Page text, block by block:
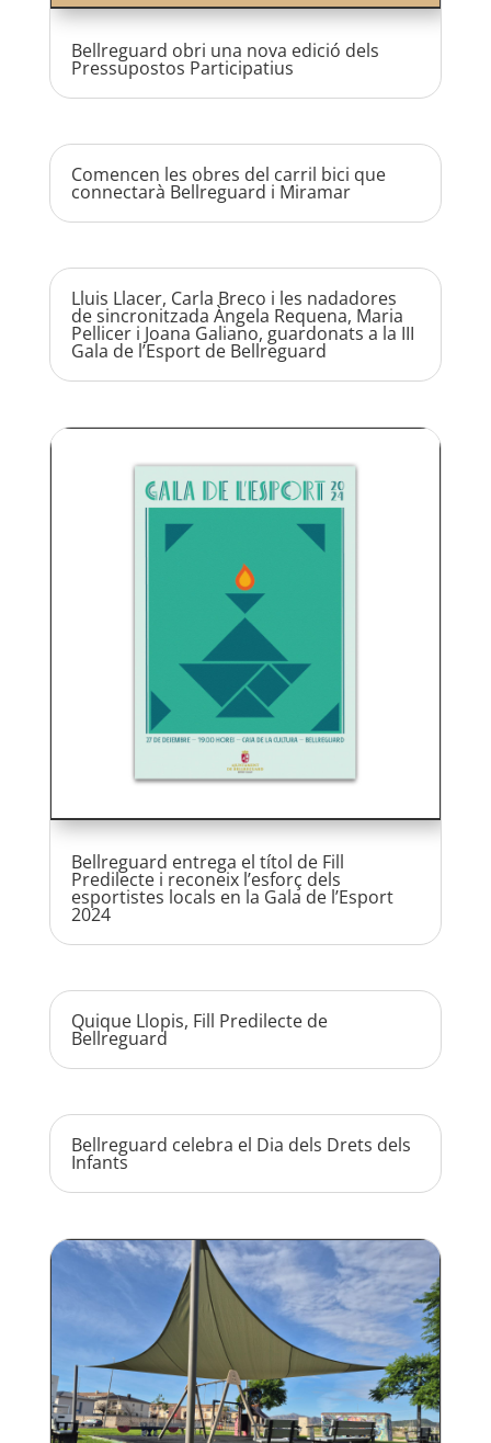
Bellreguard obri una nova edició dels
Pressupostos Participatius
Comencen les obres del carril bici que
connectarà Bellreguard i Miramar
Lluis Llacer, Carla Breco i les nadadores
de sincronitzada Àngela Requena, Maria
Pellicer i Joana Galiano, guardonats a la III
Gala de l’Esport de Bellreguard
Bellreguard entrega el títol de Fill
Predilecte i reconeix l’esforç dels
esportistes locals en la Gala de l’Esport
2024
Quique Llopis, Fill Predilecte de
Bellreguard
Bellreguard celebra el Dia dels Drets dels
Infants